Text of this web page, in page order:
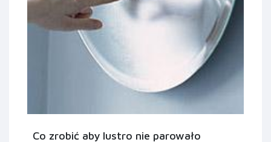
Co zrobić aby lustro nie parowało